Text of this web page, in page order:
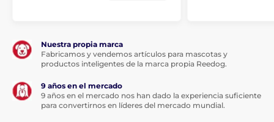
Masajear hasta conseguir una abundante y cremosa
espuma y dejar actuar unos instantes. Aclarar y dejar
que el perro se sacuda. Secar con toalla y eliminar los
cepilla el pelo.
Las especificaciones técnicas pueden cambiar sin
Nuestra propia marca
Fabricamos y vendemos artículos para mascotas y
productos inteligentes de la marca propia Reedog.
9 años en el mercado
9 años en el mercado nos han dado la experiencia suficiente
para convertirnos en líderes del mercado mundial.